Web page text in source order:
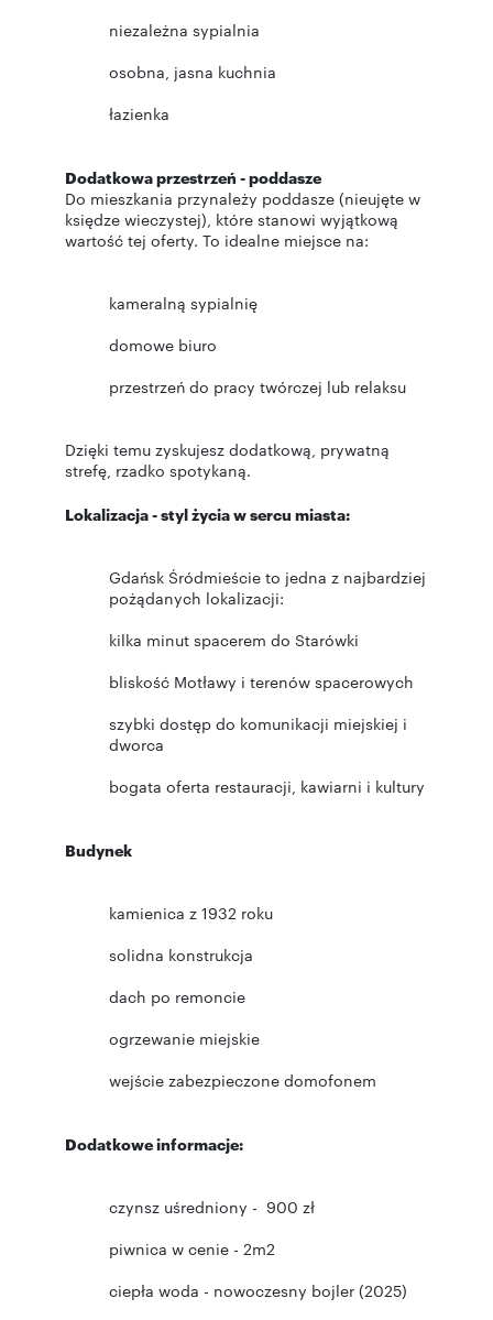
niezależna sypialnia
osobna, jasna kuchnia
łazienka
Dodatkowa przestrzeń - poddasze
Do mieszkania przynależy poddasze (nieujęte w
księdze wieczystej), które stanowi wyjątkową
wartość tej oferty. To idealne miejsce na:
kameralną sypialnię
domowe biuro
przestrzeń do pracy twórczej lub relaksu
Dzięki temu zyskujesz dodatkową, prywatną
strefę, rzadko spotykaną.
Lokalizacja - styl życia w sercu miasta:
Gdańsk Śródmieście to jedna z najbardziej
pożądanych lokalizacji:
kilka minut spacerem do Starówki
bliskość Motławy i terenów spacerowych
szybki dostęp do komunikacji miejskiej i
dworca
bogata oferta restauracji, kawiarni i kultury
Budynek
kamienica z 1932 roku
solidna konstrukcja
dach po remoncie
ogrzewanie miejskie
wejście zabezpieczone domofonem
Dodatkowe informacje:
czynsz uśredniony - 900 zł
piwnica w cenie - 2m2
ciepła woda - nowoczesny bojler (2025)